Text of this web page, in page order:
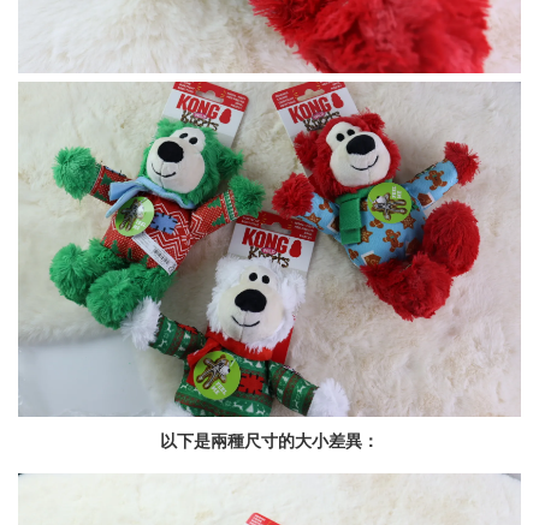
以下是兩種尺寸的大小差異：